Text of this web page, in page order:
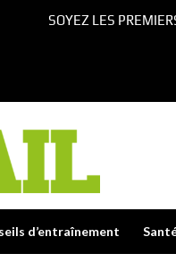
d’entraînement
SOYEZ LES